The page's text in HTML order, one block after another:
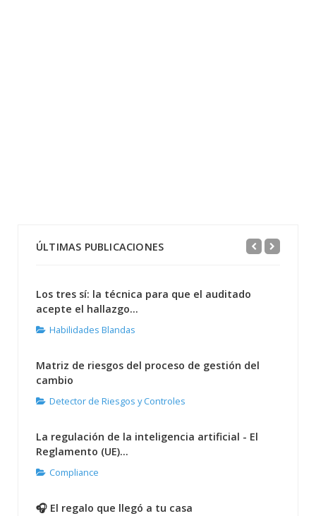
ÚLTIMAS PUBLICACIONES
Los tres sí: la técnica para que el auditado
acepte el hallazgo...
Habilidades Blandas
Matriz de riesgos del proceso de gestión del
cambio
Detector de Riesgos y Controles
La regulación de la inteligencia artificial - El
Reglamento (UE)...
Compliance
🎧 El regalo que llegó a tu casa